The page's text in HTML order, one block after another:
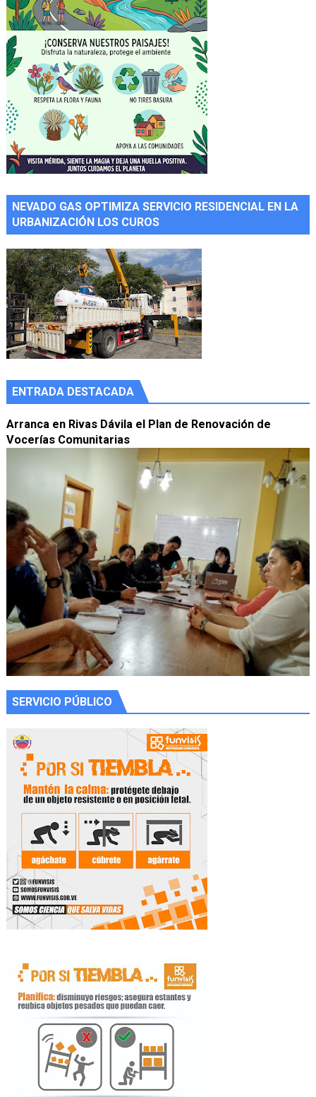
NEVADO GAS OPTIMIZA SERVICIO RESIDENCIAL EN LA
URBANIZACIÓN LOS CUROS
ENTRADA DESTACADA
Arranca en Rivas Dávila el Plan de Renovación de
Vocerías Comunitarias
SERVICIO PÚBLICO